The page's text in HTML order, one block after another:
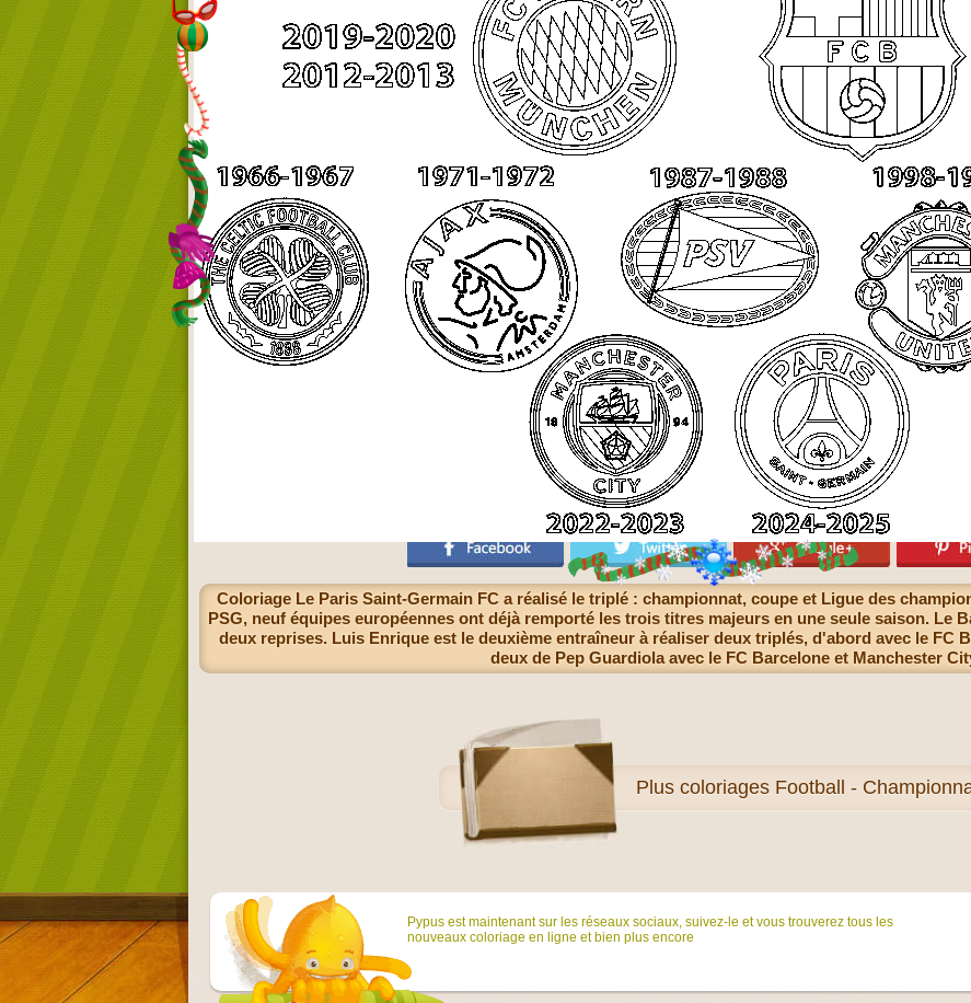
Coloriage Le Paris Saint-Germain FC a réalisé le triplé : championnat, coupe et Ligue des
PSG, neuf équipes européennes ont déjà remporté les trois titres majeurs en une seule saison. Le
deux reprises. Luis Enrique est le deuxième entraîneur à réaliser deux triplés, d'abord avec le FC
deux de Pep Guardiola avec le FC Barcelone et Manchester
Plus coloriages Football -
Pypus est maintenant sur ​​les réseaux sociaux, suivez-le et vous trouverez tous les
nouveaux coloriage en ligne et bien plus encore